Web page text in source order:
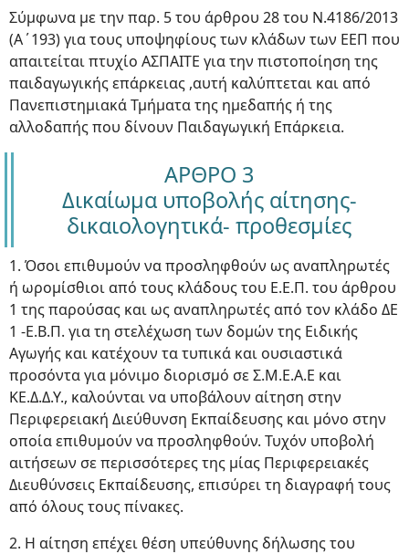
Σύμφωνα με την παρ. 5 του άρθρου 28 του Ν.4186/2013
(Α΄193) για τους υποψηφίους των κλάδων των ΕΕΠ που
απαιτείται πτυχίο ΑΣΠΑΙΤΕ για την πιστοποίηση της
παιδαγωγικής επάρκειας ,αυτή καλύπτεται και από
Πανεπιστημιακά Τμήματα της ημεδαπής ή της
αλλοδαπής που δίνουν Παιδαγωγική Επάρκεια.
ΑΡΘΡΟ 3
Δικαίωμα υποβολής αίτησης-
δικαιολογητικά- προθεσμίες
1. Όσοι επιθυμούν να προσληφθούν ως αναπληρωτές
ή ωρομίσθιοι από τους κλάδους του Ε.Ε.Π. του άρθρου
1 της παρούσας και ως αναπληρωτές από τον κλάδο ΔΕ
1 -Ε.Β.Π. για τη στελέχωση των δομών της Ειδικής
Αγωγής και κατέχουν τα τυπικά και ουσιαστικά
προσόντα για μόνιμο διορισμό σε Σ.Μ.Ε.Α.Ε και
ΚΕ.Δ.Δ.Υ., καλούνται να υποβάλουν αίτηση στην
Περιφερειακή Διεύθυνση Εκπαίδευσης και μόνο στην
οποία επιθυμούν να προσληφθούν. Τυχόν υποβολή
αιτήσεων σε περισσότερες της μίας Περιφερειακές
Διευθύνσεις Εκπαίδευσης, επισύρει τη διαγραφή τους
από όλους τους πίνακες.
2. Η αίτηση επέχει θέση υπεύθυνης δήλωσης του